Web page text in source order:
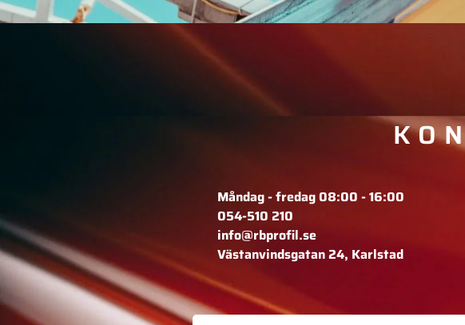
Måndag - fredag 08:00 - 16:00
054-510 210
info@rbprofil.se
Västanvindsgatan 24, Karlstad